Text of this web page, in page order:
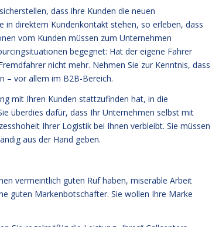
dass ihre Kunden die neuen
in direktem Kundenkontakt stehen, so erleben, dass
vom Kunden müssen zum Unternehmen
begegnet: Hat der eigene Fahrer
nicht mehr. Nehmen Sie zur Kenntnis, dass
– vor allem im B2B-Bereich.
mit Ihren Kunden stattzufinden hat, in die
überdies dafür, dass Ihr Unternehmen selbst mit
Ihrer Logistik bei Ihnen verbleibt. Sie müssen
aus der Hand geben.
vermeintlich guten Ruf haben, miserable Arbeit
guten Markenbotschafter. Sie wollen Ihre Marke